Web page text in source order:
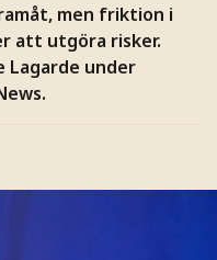
men friktion i
att utgöra risker.
Lagarde under